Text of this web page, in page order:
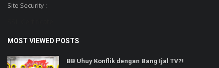
Site Security :
MOST VIEWED POSTS
BB Uhuy Konflik dengan Bang Ijal TV?!